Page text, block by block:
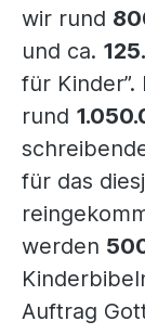
wir rund
und ca.
für
rund
für das
werden
Auftrag